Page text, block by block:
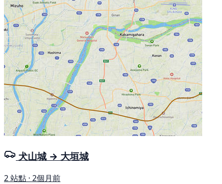
犬山城 → 大垣城
2 站點 · 2個月前